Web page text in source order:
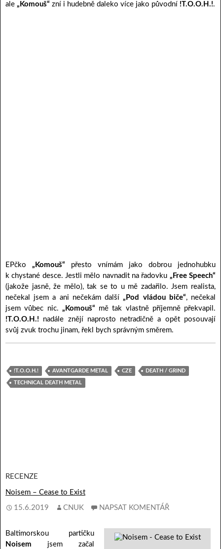
ale „Komouš“ zní i hudebně daleko více jako původní !T.O.O.H.!.
EPčko „Komouš“ přesto vnímám jako dobrou jednohubku
k chystané desce. Jestli mělo navnadit na řadovku „Free Speech“
(jakože jasně, že mělo), tak se to u mě zadařilo. Jsem realista,
nečekal jsem a ani nečekám další„Pod vládou biče“, nečekal
jsem vůbec nic. „Komouš“ mě tak vlastně příjemně překvapil.
!T.O.O.H.! nadále znějí naprosto netradičně a opět posouvají
svůj zvuk trochu jinam, řekl bych správným směrem.
!T.O.O.H.! AVANTGARDE METAL CZE DEATH / GRIND
TECHNICAL DEATH METAL
RECENZE
Noisem – Cease to Exist
15.6.2019 CNUK NAPSAT KOMENTÁŘ
Baltimorskou partičku
Noisem jsem začal